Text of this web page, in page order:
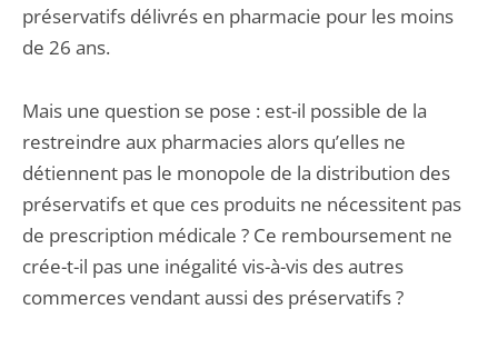
préservatifs délivrés en pharmacie pour les moins
de 26 ans.
Mais une question se pose : est-il possible de la
restreindre aux pharmacies alors qu’elles ne
détiennent pas le monopole de la distribution des
préservatifs et que ces produits ne nécessitent pas
de prescription médicale ? Ce remboursement ne
crée-t-il pas une inégalité vis-à-vis des autres
commerces vendant aussi des préservatifs ?